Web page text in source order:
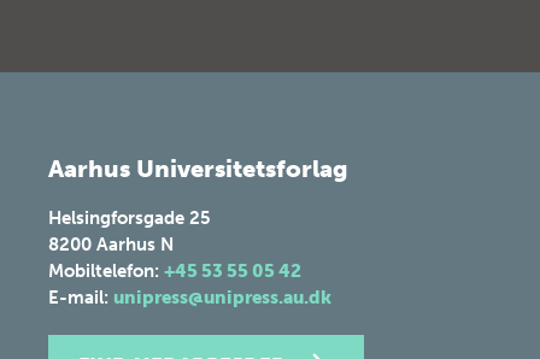
Aarhus Universitetsforlag
Helsingforsgade 25
8200 Aarhus N
Mobiltelefon: +45 53 55 05 42
E-mail: unipress@unipress.au.dk